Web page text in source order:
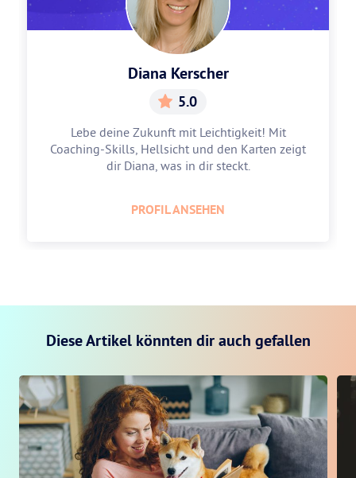
Diana Kerscher
5.0
Lebe deine Zukunft mit Leichtigkeit! Mit
Coaching-Skills, Hellsicht und den Karten zeigt
dir Diana, was in dir steckt.
PROFIL ANSEHEN
Diese Artikel könnten dir auch gefallen